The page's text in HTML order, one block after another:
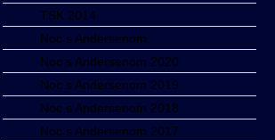
TSK 2014
Noc s Andersenom
Noc s Andersenom 2020
Noc s Andersenom 2019
Noc s Andersenom 2018
Noc s Andersenom 2017